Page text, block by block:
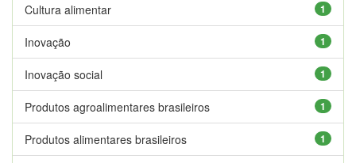
1
Cultura alimentar
1
Inovação
1
Inovação social
1
Produtos agroalimentares brasileiros
1
Produtos alimentares brasileiros